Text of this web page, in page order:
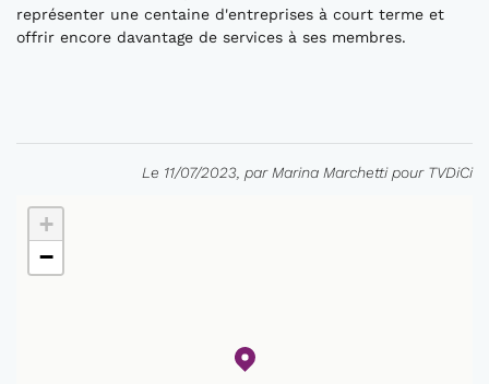
représenter une centaine d'entreprises à court terme et
offrir encore davantage de services à ses membres.
Le 11/07/2023, par Marina Marchetti pour TVDiCi
+
−